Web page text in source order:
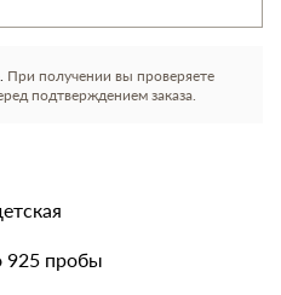
При получении вы проверяете
подтверждением заказа.
925 пробы